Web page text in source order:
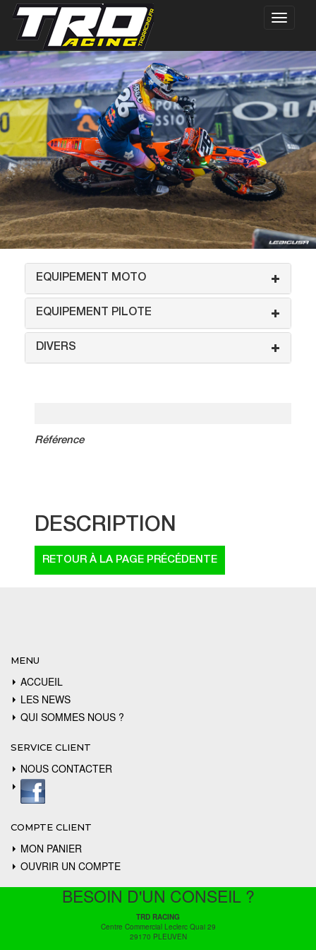
EQUIPEMENT MOTO
EQUIPEMENT PILOTE
DIVERS
Référence
DESCRIPTION
MENU
ACCUEIL
LES NEWS
QUI SOMMES NOUS ?
SERVICE CLIENT
NOUS CONTACTER
COMPTE CLIENT
MON PANIER
OUVRIR UN COMPTE
BESOIN D'UN CONSEIL ?
TRD RACING
Centre Commercial Leclerc Quai 29
29170 PLEUVEN